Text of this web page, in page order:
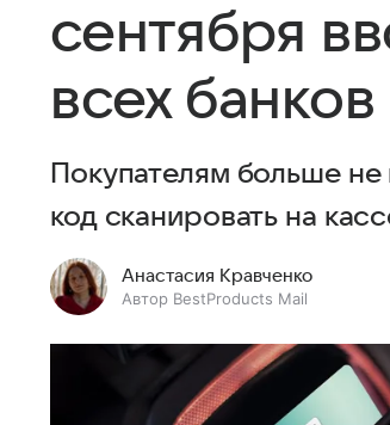
сентября
всех
Покупателям больше не
код сканировать на
Анастасия Кравченко
Автор BestProducts Mail